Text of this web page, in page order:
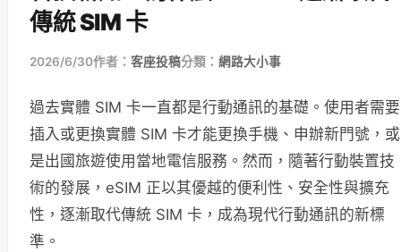
傳統 SIM 卡
2026/6/30作者： 客座投稿分類： 網路大小事
過去實體 SIM 卡一直都是行動通訊的基礎。使用者需要
插入或更換實體 SIM 卡才能更換手機、申辦新門號，或
是出國旅遊使用當地電信服務。然而，隨著行動裝置技
術的發展，eSIM 正以其優越的便利性、安全性與擴充
性，逐漸取代傳統 SIM 卡，成為現代行動通訊的新標
準。